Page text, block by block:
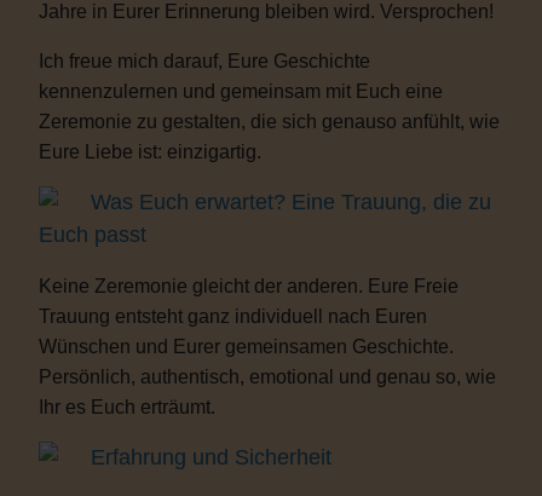
Jahre in Eurer Erinnerung bleiben wird. Versprochen!
Ich freue mich darauf, Eure Geschichte
kennenzulernen und gemeinsam mit Euch eine
Zeremonie zu gestalten, die sich genauso anfühlt, wie
Eure Liebe ist: einzigartig.
Was Euch erwartet? Eine Trauung, die zu
Euch passt
Keine Zeremonie gleicht der anderen. Eure Freie
Trauung entsteht ganz individuell nach Euren
Wünschen und Eurer gemeinsamen Geschichte.
Persönlich, authentisch, emotional und genau so, wie
Ihr es Euch erträumt.
Erfahrung und Sicherheit